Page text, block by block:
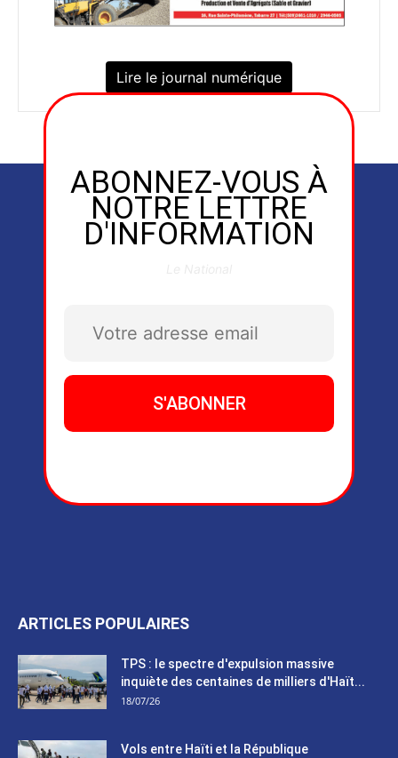
Lire le journal numérique
ABONNEZ-VOUS À
NOTRE LETTRE
D'INFORMATION
ARTICLES POPULAIRES
TPS : le spectre d'expulsion massive
inquiète des centaines de milliers d'Haït...
18/07/26
Vols entre Haïti et la République